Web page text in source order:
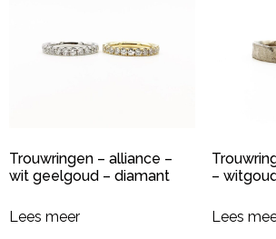
Trouwringen – alliance –
wit geelgoud – diamant
Lees meer
–
Lees